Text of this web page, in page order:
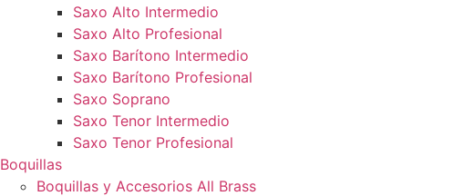
Saxo Alto Intermedio
Saxo Alto Profesional
Saxo Barítono Intermedio
Saxo Barítono Profesional
Saxo Soprano
Saxo Tenor Intermedio
Saxo Tenor Profesional
Boquillas
Boquillas y Accesorios All Brass